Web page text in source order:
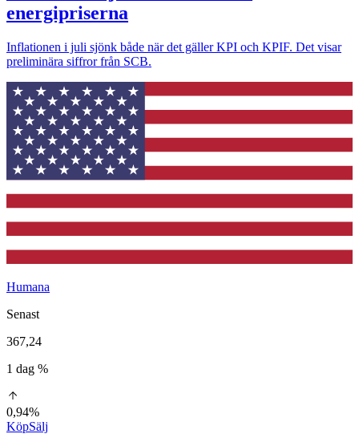
energipriserna
Inflationen i juli sjönk både när det gäller KPI och KPIF. Det visar
preliminära siffror från SCB.
Humana
Senast
367,24
1 dag %
0,94%
KöpSälj